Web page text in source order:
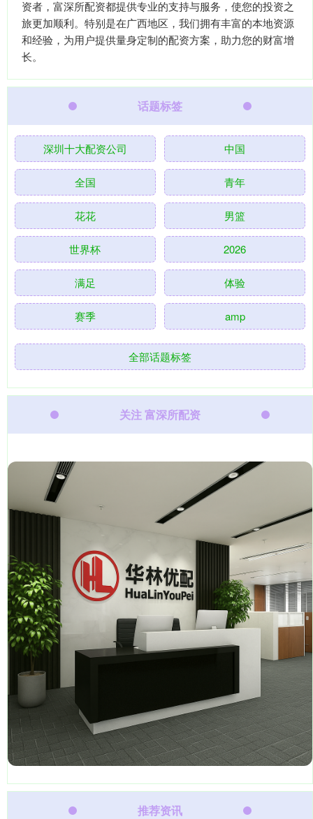
资者，富深所配资都提供专业的支持与服务，使您的投资之
旅更加顺利。特别是在广西地区，我们拥有丰富的本地资源
和经验，为用户提供量身定制的配资方案，助力您的财富增
长。
话题标签
深圳十大配资公司 中国
全国 青年
花花 男篮
世界杯 2026
满足 体验
赛季 amp
全部话题标签
关注 富深所配资
推荐资讯